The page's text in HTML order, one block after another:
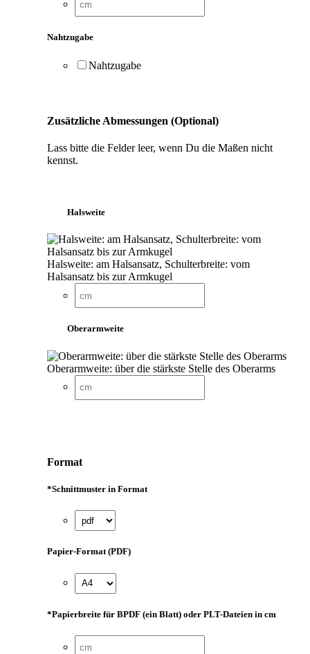
Nahtzugabe
Nahtzugabe
Zusätzliche Abmessungen (Optional)
Lass bitte die Felder leer, wenn Du die Maßen nicht
kennst.
Halsweite
Halsweite: am Halsansatz, Schulterbreite: vom
Halsansatz bis zur Armkugel
Oberarmweite
Oberarmweite: über die stärkste Stelle des Oberarms
Format
*Schnittmuster in Format
Papier-Format (PDF)
*Papierbreite für BPDF (ein Blatt) oder PLT-Dateien in cm